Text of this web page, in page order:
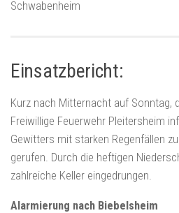
Schwabenheim
Einsatzbericht:
Kurz nach Mitternacht auf Sonntag,
Freiwillige Feuerwehr Pleitersheim
Gewitters mit starken Regenfällen
gerufen. Durch die heftigen
zahlreiche Keller eingedrungen.
Alarmierung nach Biebelsheim